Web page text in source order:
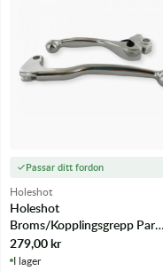
Passar ditt fordon
Holeshot
Holeshot
Broms/Kopplingsgrepp Par
Yamaha YZ85 02-20 - m.fl.
279,00kr
I lager